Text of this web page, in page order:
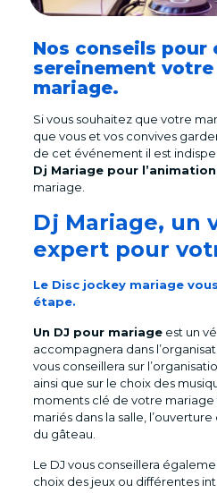
Nos conseils pour
sereinement votre
mariage.
Si vous souhaitez que votre
que vous et vos convives
de cet événement il est
Dj Mariage pour
mariage.
Dj Mariage, un
expert pour
Le Disc jockey mariage
étape.
Un DJ pour mariageest un
accompagnera dans
vous conseillera sur
ainsi que sur le choix des
moments clé de votre mariage
mariés dans la salle,
du gâteau.
Le DJ vous conseillera
choix des jeux ou différentes